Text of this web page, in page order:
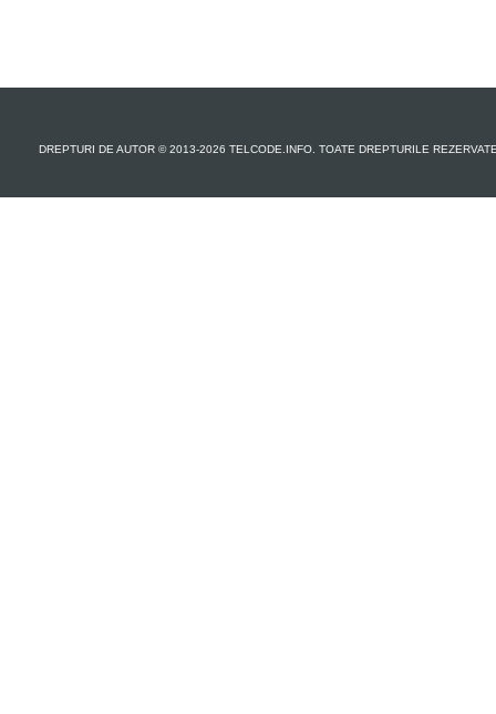
DREPTURI DE AUTOR © 2013-2026 TELCODE.INFO. TOATE DREPTURILE